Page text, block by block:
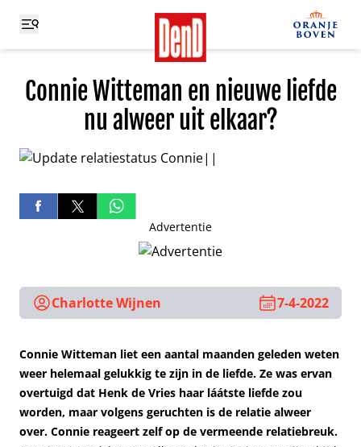
Connie Witteman en nieuwe liefde
nu alweer uit elkaar?
Advertentie
Charlotte Wijnen 7-4-2022
Connie Witteman liet een aantal maanden geleden weten
weer helemaal gelukkig te zijn in de liefde. Ze was ervan
overtuigd dat Henk de Vries haar láátste liefde zou
worden, maar volgens geruchten is de relatie alweer
over. Connie reageert zelf op de vermeende relatiebreuk.